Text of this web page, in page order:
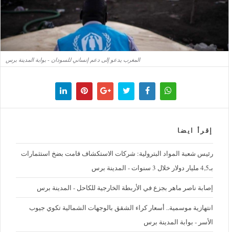
المغرب يدعو إلى دعم إنساني للسودان - بوابة المدينة برس
إقرأ ايضا
رئيس شعبة المواد البترولية: شركات الاستكشاف قامت بضخ استثمارات
بـ4,5 مليار دولار خلال 3 سنوات - المدينة برس
إصابة ناصر ماهر بجزع في الأربطة الخارجية للكاحل - المدينة برس
‪انتهازية موسمية.. أسعار كراء الشقق بالوجهات الشمالية تكوي جيوب
الأسر - بوابة المدينة برس